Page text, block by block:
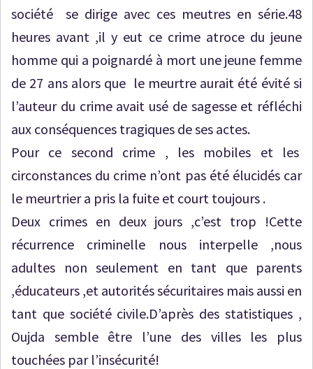
société se dirige avec ces meutres en série.48
heures avant ,il y eut ce crime atroce du jeune
homme qui a poignardé à mort une jeune femme
de 27 ans alors que le meurtre aurait été évité si
l’auteur du crime avait usé de sagesse et réfléchi
aux conséquences tragiques de ses actes.
Pour ce second crime , les mobiles et les
circonstances du crime n’ont pas été élucidés car
le meurtrier a pris la fuite et court toujours .
Deux crimes en deux jours ,c’est trop !Cette
récurrence criminelle nous interpelle ,nous
adultes non seulement en tant que parents
,éducateurs ,et autorités sécuritaires mais aussi en
tant que société civile.D’après des statistiques ,
Oujda semble être l’une des villes les plus
touchées par l’insécurité!